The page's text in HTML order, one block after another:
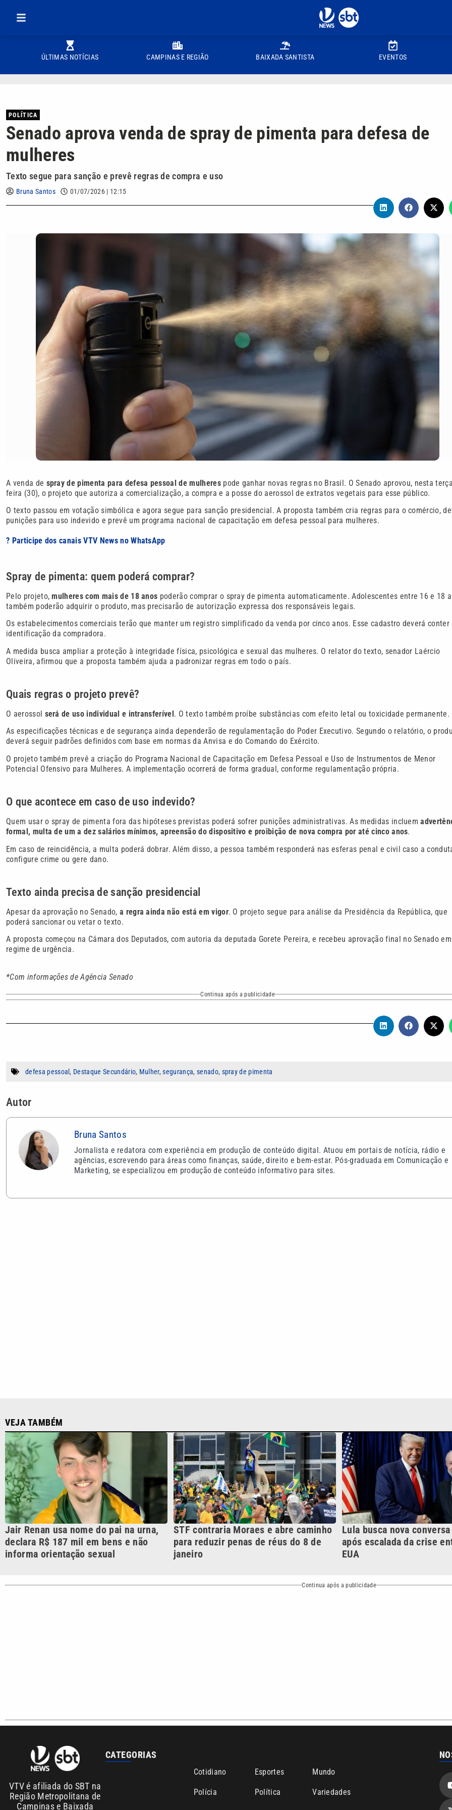
ÚLTIMAS NOTÍCIAS CAMPINAS E REGIÃO BAIXADA SANTISTA EVENTOS
POLÍTICA
Senado aprova venda de spray de pimenta para defesa de
mulheres
Texto segue para sanção e prevê regras de compra e uso
Bruna Santos 01/07/2026 | 12:15
A venda de spray de pimenta para defesa pessoal de mulherespode ganhar novas regras no Brasil. O Senado aprovou, nesta
feira (30), o projeto que autoriza a comercialização, a compra e a posse do aerossol de extratos vegetais para esse público.
O texto passou em votação simbólica e agora segue para sanção presidencial. A proposta também cria regras para o comércio,
punições para uso indevido e prevê um programa nacional de capacitação em defesa pessoal para mulheres.
? Participe dos canais VTV News no WhatsApp
Spray de pimenta: quem poderá comprar?
Pelo projeto,mulheres com mais de 18 anos poderão comprar o spray de pimenta automaticamente. Adolescentes entre 16 e 18
também poderão adquirir o produto, mas precisarão de autorização expressa dos responsáveis legais.
Os estabelecimentos comerciais terão que manter um registro simplificado da venda por cinco anos. Esse cadastro deverá conter
identificação da compradora.
A medida busca ampliar a proteção à integridade física, psicológica e sexual das mulheres. O relator do texto, senador Laércio
Oliveira, afirmou que a proposta também ajuda a padronizar regras em todo o país.
Quais regras o projeto prevê?
O aerossol será de uso individual e intransferível. O texto também proíbe substâncias com efeito letal ou toxicidade permanente.
As especificações técnicas e de segurança ainda dependerão de regulamentação do Poder Executivo. Segundo o relatório, o
deverá seguir padrões definidos com base em normas da Anvisa e do Comando do Exército.
O projeto também prevê a criação do Programa Nacional de Capacitação em Defesa Pessoal e Uso de Instrumentos de Menor
Potencial Ofensivo para Mulheres. A implementação ocorrerá de forma gradual, conforme regulamentação própria.
O que acontece em caso de uso indevido?
Quem usar o spray de pimenta fora das hipóteses previstas poderá sofrer punições administrativas. As medidas incluem
formal, multa de um a dez salários mínimos, apreensão do dispositivo e proibição de nova compra por até cinco anos.
Em caso de reincidência, a multa poderá dobrar. Além disso, a pessoa também responderá nas esferas penal e civil caso a
configure crime ou gere dano.
Texto ainda precisa de sanção presidencial
Apesar da aprovação no Senado, a regra ainda não está em vigor. O projeto segue para análise da Presidência da República, que
poderá sancionar ou vetar o texto.
A proposta começou na Câmara dos Deputados, com autoria da deputada Gorete Pereira, e recebeu aprovação final no Senado em
regime de urgência.
*Com informações de Agência Senado
Continua após a publicidade
defesa pessoal , Destaque Secundário, Mulher,segurança, senado, spray de pimenta
Autor
Bruna Santos
Jornalista e redatora com experiência em produção de conteúdo digital. Atuou em portais de notícia, rádio e
agências, escrevendo para áreas como finanças, saúde, direito e bem-estar. Pós-graduada em Comunicação e
Marketing, se especializou em produção de conteúdo informativo para sites.
declara R$ 187 mil em bens e não
informa orientação sexual
Continua após a publicidade
VTV é afiliada do SBT na
Região Metropolitana de
Campinas e Baixada
CATEGORIAS
Cotidiano Esportes Mundo
Polícia Política Variedades